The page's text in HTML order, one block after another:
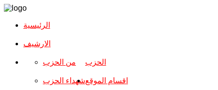
الرئيسية
الارشیف
الحزب من الحزب
شهداء الحزباقسام الموقع